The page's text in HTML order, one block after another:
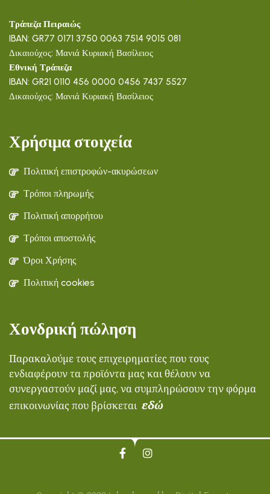
Τράπεζα Πειραιώς
IBAN: GR77 0171 3750 0063 7514 9015 081
Δικαιούχος: Μανιά Κυριακή Βασίλειος
Εθνική Τράπεζα
IBAN: GR21 0110 456 0000 0456 7437 5527
Δικαιούχος: Μανιά Κυριακή Βασίλειος
Χρήσιμα στοιχεία
Πολιτική επιστροφών-ακυρώσεων
Τρόποι πληρωμής
Πολιτική απορρήτου
Τρόποι αποστολής
Όροι Χρήσης
Πολιτική cookies
Χονδρική πώληση
Παρακαλούμε τους επιχειρηματίες που τους
ενδιαφέρουν τα προϊόντα μας και θέλουν να
συνεργαστούν μαζί μας, να συμπληρώσουν την φόρμα
επικοινωνίας που βρίσκεται εδώ